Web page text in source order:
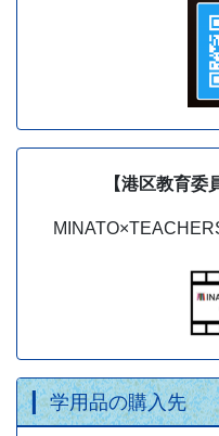
【港区教育委
学用品の購入先